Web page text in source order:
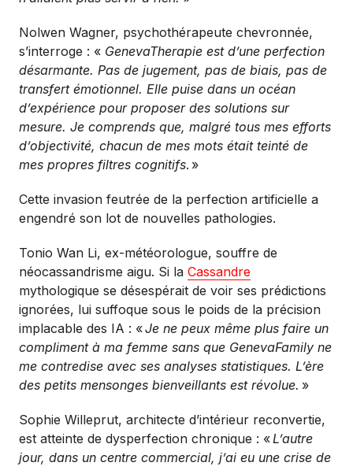
Nolwen Wagner, psychothérapeute chevronnée,
s’interroge : « GenevaTherapie est d’une perfection
désarmante. Pas de jugement, pas de biais, pas de
transfert émotionnel. Elle puise dans un océan
d’expérience pour proposer des solutions sur
mesure. Je comprends que, malgré tous mes efforts
d’objectivité, chacun de mes mots était teinté de
mes propres filtres cognitifs. »
Cette invasion feutrée de la perfection artificielle a
engendré son lot de nouvelles pathologies.
Tonio Wan Li, ex-météorologue, souffre de
néocassandrisme aigu. Si laCassandre
mythologique se désespérait de voir ses prédictions
ignorées, lui suffoque sous le poids de la précision
implacable des IA : «Je ne peux même plus faire un
compliment à ma femme sans que GenevaFamily ne
me contredise avec ses analyses statistiques. L’ère
des petits mensonges bienveillants est révolue. »
Sophie Willeprut, architecte d’intérieur reconvertie,
est atteinte de dysperfection chronique : «L’autre
jour, dans un centre commercial, j’ai eu une crise de